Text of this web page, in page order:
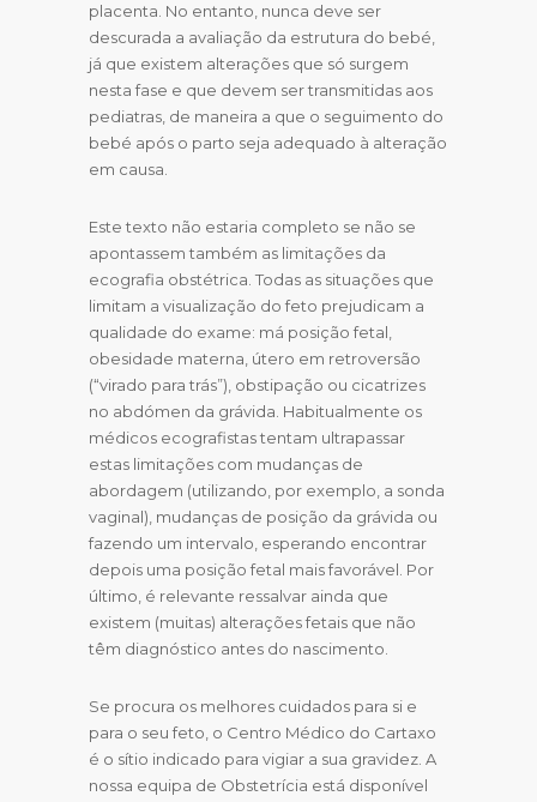
placenta. No entanto, nunca deve ser
descurada a avaliação da estrutura do bebé,
já que existem alterações que só surgem
nesta fase e que devem ser transmitidas aos
pediatras, de maneira a que o seguimento do
bebé após o parto seja adequado à alteração
em causa.
Este texto não estaria completo se não se
apontassem também as limitações da
ecografia obstétrica. Todas as situações que
limitam a visualização do feto prejudicam a
qualidade do exame: má posição fetal,
obesidade materna, útero em retroversão
(“virado para trás”), obstipação ou cicatrizes
no abdómen da grávida. Habitualmente os
médicos ecografistas tentam ultrapassar
estas limitações com mudanças de
abordagem (utilizando, por exemplo, a sonda
vaginal), mudanças de posição da grávida ou
fazendo um intervalo, esperando encontrar
depois uma posição fetal mais favorável. Por
último, é relevante ressalvar ainda que
existem (muitas) alterações fetais que não
têm diagnóstico antes do nascimento.
Se procura os melhores cuidados para si e
para o seu feto, o Centro Médico do Cartaxo
é o sítio indicado para vigiar a sua gravidez. A
nossa equipa de Obstetrícia está disponível